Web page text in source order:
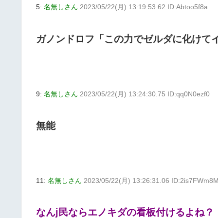
5: 名無しさん 2023/05/22(月) 13:19:53.62 ID:Abtoo5f8a
ガノンドロフ「この力でゼルダに化けて
9: 名無しさん 2023/05/22(月) 13:24:30.75 ID:qq0N0ezf0
無能
11: 名無しさん 2023/05/22(月) 13:26:31.06 ID:2is7FWm8M
なんj民ならエノキダの看板付けるよね？